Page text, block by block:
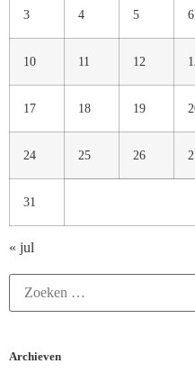
3 4 5 6
10 11 12
17 18 19
24 25 26
31
« jul
Archieven